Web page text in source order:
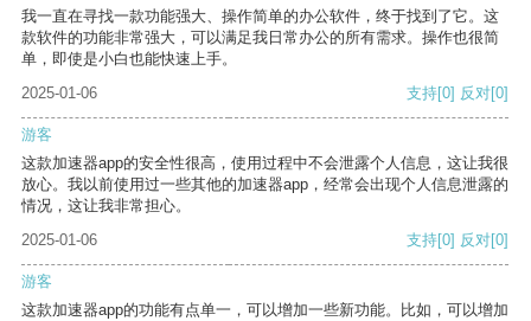
我一直在寻找一款功能强大、操作简单的办公软件，终于找到了它。这
款软件的功能非常强大，可以满足我日常办公的所有需求。操作也很简
单，即使是小白也能快速上手。
2025-01-06
支持[0] 反对[0]
游客
这款加速器app的安全性很高，使用过程中不会泄露个人信息，这让我很
放心。我以前使用过一些其他的加速器app，经常会出现个人信息泄露的
情况，这让我非常担心。
2025-01-06
支持[0] 反对[0]
游客
这款加速器app的功能有点单一，可以增加一些新功能。比如，可以增加